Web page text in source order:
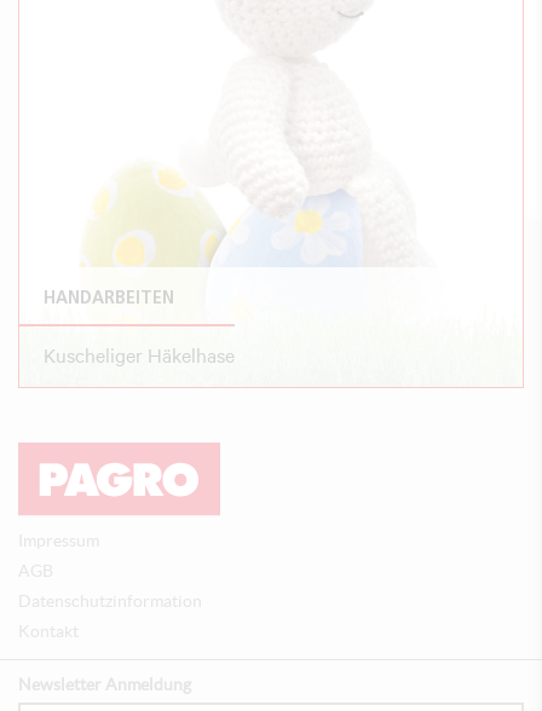
HANDARBEITEN
Kuscheliger Häkelhase
Impressum
AGB
Datenschutzinformation
Kontakt
Newsletter Anmeldung